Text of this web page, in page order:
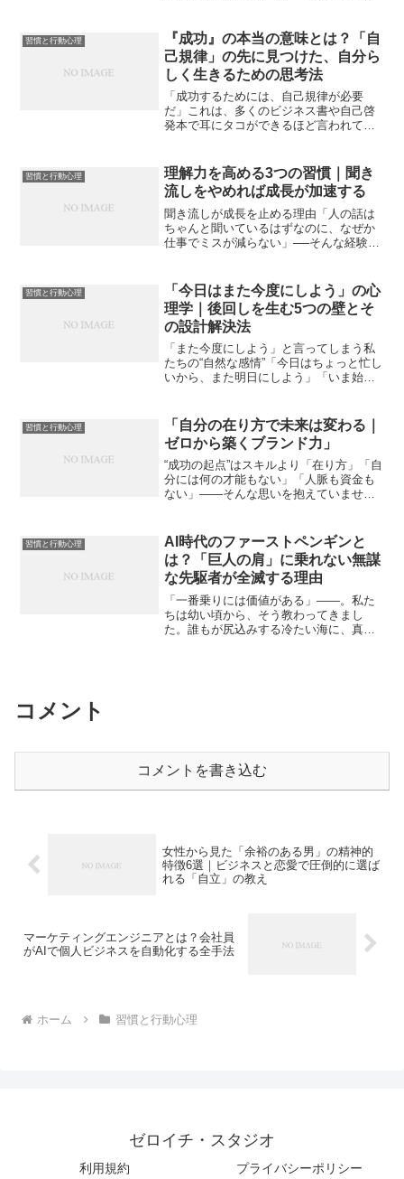
す。役職定年や早期退職の話が現実味を
帯び、健康診断の...
習慣と行動心理
『成功』の本当の意味とは？「自
己規律」の先に見つけた、自分ら
しく生きるための思考法
「成功するためには、自己規律が必要
だ」これは、多くのビジネス書や自己啓
発本で耳にタコができるほど言われてい
的スピーチライターであるジム・ローン
の言葉を引用し、次のように...
習慣と行動心理
理解力を高める3つの習慣｜聞き
流しをやめれば成長が加速する
聞き流しが成長を止める理由「人の話は
ちゃんと聞いているはずなのに、なぜか
仕事でミスが減らない」──そんな経験は
るけれど、理解や記憶まで到達していな
い状態です。特に職場...
習慣と行動心理
「今日はまた今度にしよう」の心
理学｜後回しを生む5つの壁とそ
の設計解決法
「また今度にしよう」と言ってしまう私
たちの“自然な感情”「今日はちょっと忙し
いから、また明日にしよう」「いま始め
た“また今度にしよう”の感情は、多くの人
が日常で何度も経...
習慣と行動心理
「自分の在り方で未来は変わる｜
ゼロから築くブランド力」
“成功の起点”はスキルより「在り方」「自
分には何の才能もない」「人脈も資金も
ない」——そんな思いを抱えていません
Us, By Us）というブランドをご存じで
し...
習慣と行動心理
AI時代のファーストペンギンと
は？「巨人の肩」に乗れない無謀
な先駆者が全滅する理由
「一番乗りには価値がある」——。私た
ちは幼い頃から、そう教わってきまし
た。誰もが尻込みする冷たい海に、真っ
コメント
コメントを書き込む
女性から見た「余裕のある男」の精神的
特徴6選｜ビジネスと恋愛で圧倒的に選ば
れる「自立」の教え
マーケティングエンジニアとは？会社員
がAIで個人ビジネスを自動化する全手法
ホーム 習慣と行動心理
ゼロイチ・スタジオ
利用規約 プライバシーポリシー